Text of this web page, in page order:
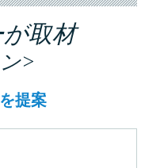
取材
>
提案